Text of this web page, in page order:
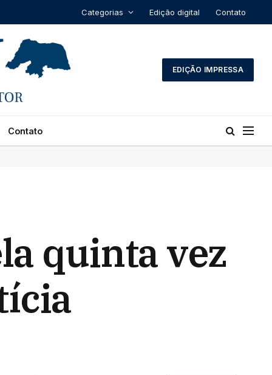
Categorias Edição digital Contato
EDIÇÃO IMPRESSA
Contato
quinta vez